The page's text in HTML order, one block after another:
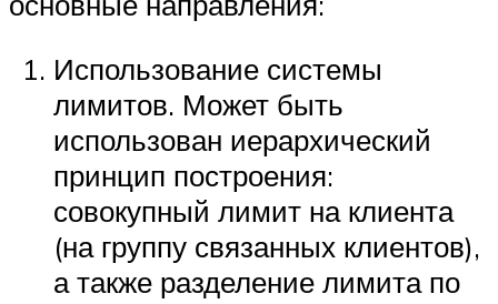
Использование системы
лимитов. Может быть
использован иерархический
принцип построения:
совокупный лимит на клиента
(на группу связанных клиентов),
а также разделение лимита по